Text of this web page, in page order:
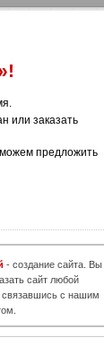
или заказать
предложить
- создание сайта. Вы
сайт любой
связавшись с нашим